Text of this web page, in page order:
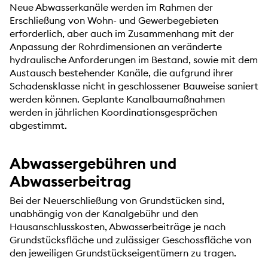
Neue Abwasserkanäle werden im Rahmen der
Erschließung von Wohn- und Gewerbegebieten
erforderlich, aber auch im Zusammenhang mit der
Anpassung der Rohrdimensionen an veränderte
hydraulische Anforderungen im Bestand, sowie mit dem
Austausch bestehender Kanäle, die aufgrund ihrer
Schadensklasse nicht in geschlossener Bauweise saniert
werden können. Geplante Kanalbaumaßnahmen
werden in jährlichen Koordinationsgesprächen
abgestimmt.
Abwassergebühren und
Abwasserbeitrag
Bei der Neuerschließung von Grundstücken sind,
unabhängig von der Kanalgebühr und den
Hausanschlusskosten, Abwasserbeiträge je nach
Grundstücksfläche und zulässiger Geschossfläche von
den jeweiligen Grundstückseigentümern zu tragen.